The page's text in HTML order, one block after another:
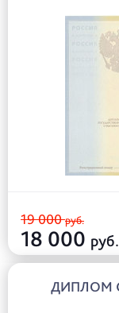
19 000руб.
18 000 руб.
ДИПЛОМ